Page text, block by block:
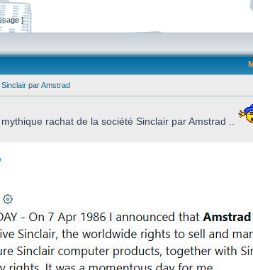
]
par Amstrad
rachat de la société Sinclair par Amstrad ..